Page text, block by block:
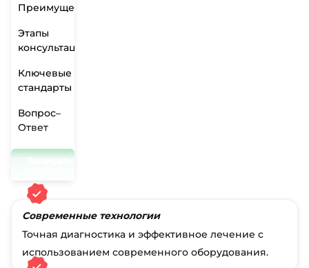
Преимущества
Этапы
консультации
Ключевые
стандарты
Вопрос–
Ответ
Записаться на приём
Современные технологии
Точная диагностика и эффективное лечение с
использованием современного оборудования.